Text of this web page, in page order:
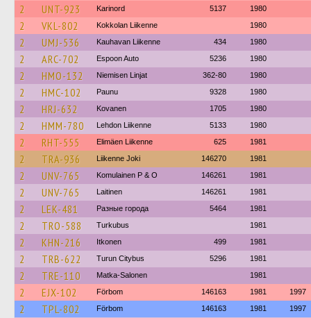
2 UNT-923 Karinord 5137 1980
2 VKL-802 Kokkolan Liikenne 1980
2 UMJ-536 Kauhavan Liikenne 434 1980
2 ARC-702 Espoon Auto 5236 1980
2 HMO-132 Niemisen Linjat 362-80 1980
2 HMC-102 Paunu 9328 1980
2 HRJ-632 Kovanen 1705 1980
2 HMM-780 Lehdon Liikenne 5133 1980
2 RHT-555 Elimäen Liikenne 625 1981
2 TRA-936 Liikenne Joki 146270 1981
2 UNV-765 Komulainen P & O 146261 1981
2 UNV-765 Laitinen 146261 1981
2 LEK-481 Разные города 5464 1981
2 TRO-588 Turkubus 1981
2 KHN-216 Itkonen 499 1981
2 TRB-622 Turun Citybus 5296 1981
2 TRE-110 Matka-Salonen 1981
2 EJX-102 Förbom 146163 1981 1997
2 TPL-802 Förbom 146163 1981 1997